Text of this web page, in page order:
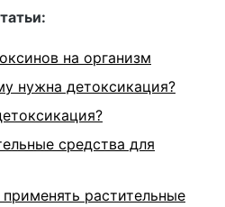
на организм
нужна детоксикация?
средства для
растительные